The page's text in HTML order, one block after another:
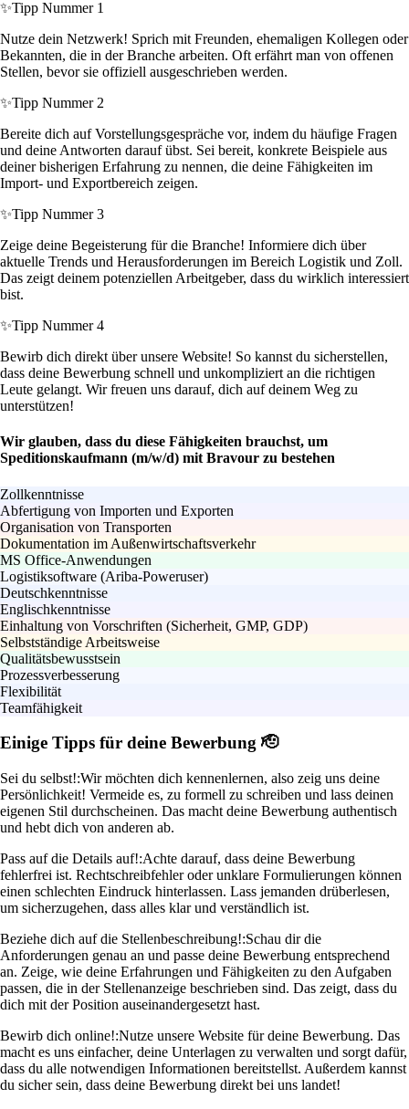
✨Tipp Nummer 1
Nutze dein Netzwerk! Sprich mit Freunden, ehemaligen Kollegen oder
Bekannten, die in der Branche arbeiten. Oft erfährt man von offenen
Stellen, bevor sie offiziell ausgeschrieben werden.
✨Tipp Nummer 2
Bereite dich auf Vorstellungsgespräche vor, indem du häufige Fragen
und deine Antworten darauf übst. Sei bereit, konkrete Beispiele aus
deiner bisherigen Erfahrung zu nennen, die deine Fähigkeiten im
Import- und Exportbereich zeigen.
✨Tipp Nummer 3
Zeige deine Begeisterung für die Branche! Informiere dich über
aktuelle Trends und Herausforderungen im Bereich Logistik und Zoll.
Das zeigt deinem potenziellen Arbeitgeber, dass du wirklich interessiert
bist.
✨Tipp Nummer 4
Bewirb dich direkt über unsere Website! So kannst du sicherstellen,
dass deine Bewerbung schnell und unkompliziert an die richtigen
Leute gelangt. Wir freuen uns darauf, dich auf deinem Weg zu
unterstützen!
Wir glauben, dass du diese Fähigkeiten brauchst, um
Speditionskaufmann (m/w/d) mit Bravour zu bestehen
Zollkenntnisse
Abfertigung von Importen und Exporten
Organisation von Transporten
Dokumentation im Außenwirtschaftsverkehr
MS Office-Anwendungen
Logistiksoftware (Ariba-Poweruser)
Deutschkenntnisse
Englischkenntnisse
Einhaltung von Vorschriften (Sicherheit, GMP, GDP)
Selbstständige Arbeitsweise
Qualitätsbewusstsein
Prozessverbesserung
Flexibilität
Teamfähigkeit
Einige Tipps für deine Bewerbung 🫡
Sei du selbst!:Wir möchten dich kennenlernen, also zeig uns deine
Persönlichkeit! Vermeide es, zu formell zu schreiben und lass deinen
eigenen Stil durchscheinen. Das macht deine Bewerbung authentisch
und hebt dich von anderen ab.
Pass auf die Details auf!:Achte darauf, dass deine Bewerbung
fehlerfrei ist. Rechtschreibfehler oder unklare Formulierungen können
einen schlechten Eindruck hinterlassen. Lass jemanden drüberlesen,
um sicherzugehen, dass alles klar und verständlich ist.
Beziehe dich auf die Stellenbeschreibung!:Schau dir die
Anforderungen genau an und passe deine Bewerbung entsprechend
an. Zeige, wie deine Erfahrungen und Fähigkeiten zu den Aufgaben
passen, die in der Stellenanzeige beschrieben sind. Das zeigt, dass du
dich mit der Position auseinandergesetzt hast.
Bewirb dich online!:Nutze unsere Website für deine Bewerbung. Das
macht es uns einfacher, deine Unterlagen zu verwalten und sorgt dafür,
dass du alle notwendigen Informationen bereitstellst. Außerdem kannst
du sicher sein, dass deine Bewerbung direkt bei uns landet!